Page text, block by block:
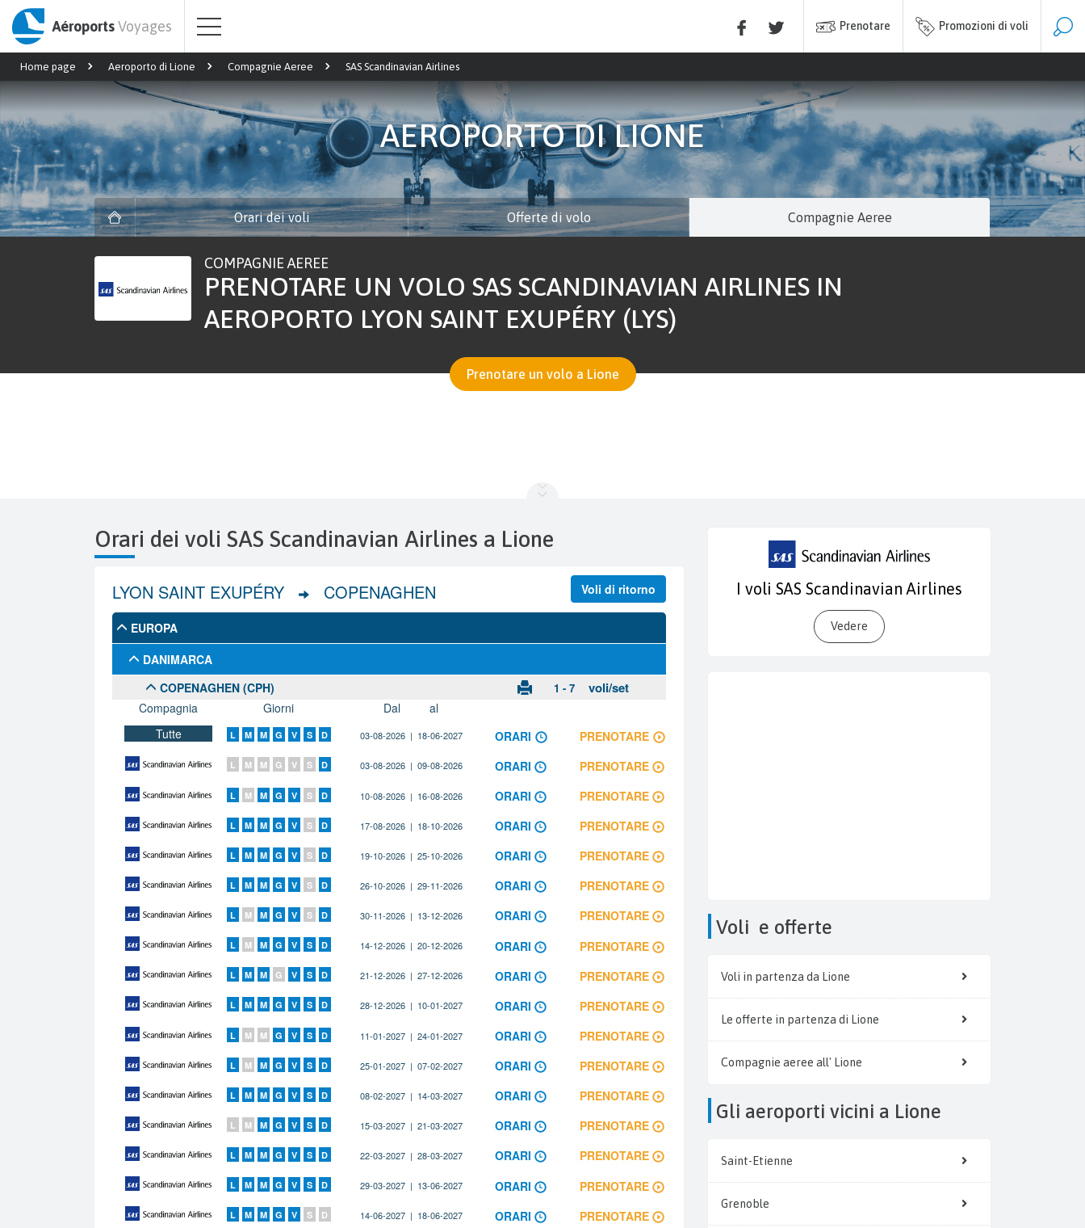
AéroportsVoyages Prenotare Promozioni di voli
Home page Aeroporto di Lione Compagnie Aeree SAS Scandinavian Airlines
AEROPORTO DI LIONE
Orari dei voli Offerte di volo Compagnie Aeree
COMPAGNIE AEREE
PRENOTARE UN VOLO SAS SCANDINAVIAN AIRLINES IN
AEROPORTO LYON SAINT EXUPÉRY (LYS)
Prenotare un volo a Lione
Orari dei voli SAS Scandinavian Airlines a Lione
I voli SAS Scandinavian Airlines
Vedere
Voli e offerte
Voli in partenza da Lione
Le offerte in partenza di Lione
Compagnie aeree all' Lione
Gli aeroporti vicini a Lione
Saint-Etienne
Grenoble